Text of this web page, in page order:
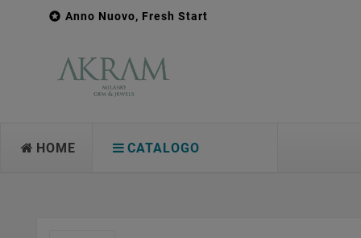
 Anno Nuovo, Fresh Start
HOME CATALOGO